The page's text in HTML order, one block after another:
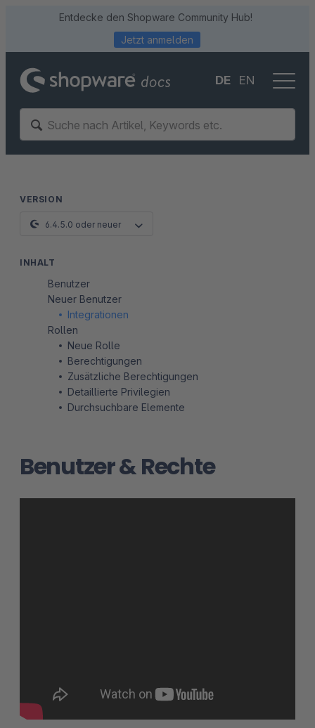
Entdecke den Shopware Community Hub!
Jetzt anmelden
DE EN
Benutzer & Rechte
VERSION
6.4.5.0 oder neuer
INHALT
Benutzer
Neuer Benutzer
Integrationen
Rollen
Neue Rolle
Berechtigungen
Zusätzliche Berechtigungen
Detaillierte Privilegien
Durchsuchbare Elemente